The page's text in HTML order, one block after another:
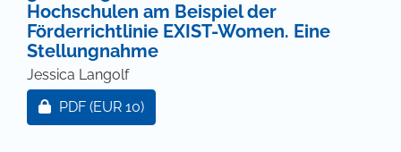
Hochschulen am Beispiel der
Förderrichtlinie EXIST-Women. Eine
Stellungnahme
Jessica Langolf
Zugang für Abonnent/innen oder durch Zahlung
PDF (EUR 10)